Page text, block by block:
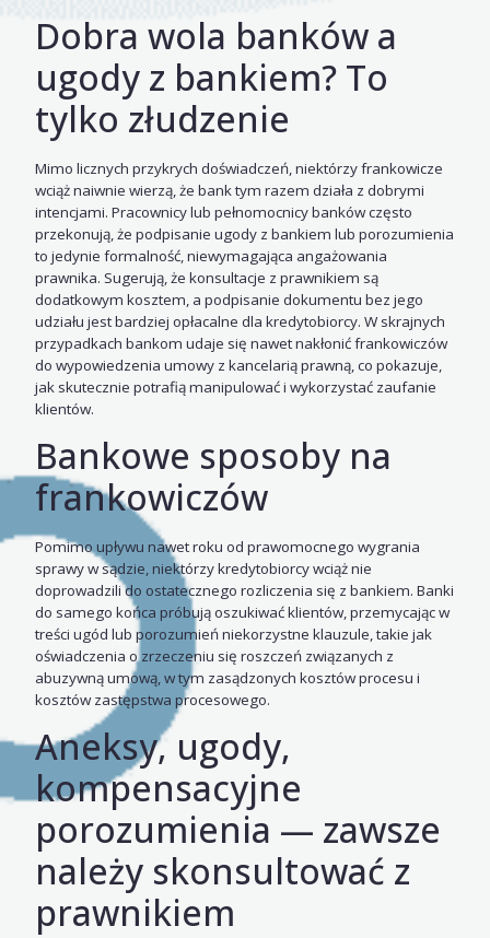
Dobra wola banków a
ugody z bankiem? To
tylko złudzenie
Mimo licznych przykrych doświadczeń, niektórzy frankowicze
wciąż naiwnie wierzą, że bank tym razem działa z dobrymi
intencjami. Pracownicy lub pełnomocnicy banków często
przekonują, że podpisanie ugody z bankiem lub porozumienia
to jedynie formalność, niewymagająca angażowania
prawnika. Sugerują, że konsultacje z prawnikiem są
dodatkowym kosztem, a podpisanie dokumentu bez jego
udziału jest bardziej opłacalne dla kredytobiorcy. W skrajnych
przypadkach bankom udaje się nawet nakłonić frankowiczów
do wypowiedzenia umowy z kancelarią prawną, co pokazuje,
jak skutecznie potrafią manipulować i wykorzystać zaufanie
klientów.
Bankowe sposoby na
frankowiczów
Pomimo upływu nawet roku od prawomocnego wygrania
sprawy w sądzie, niektórzy kredytobiorcy wciąż nie
doprowadzili do ostatecznego rozliczenia się z bankiem. Banki
do samego końca próbują oszukiwać klientów, przemycając w
treści ugód lub porozumień niekorzystne klauzule, takie jak
oświadczenia o zrzeczeniu się roszczeń związanych z
abuzywną umową, w tym zasądzonych kosztów procesu i
kosztów zastępstwa procesowego.
Aneksy, ugody,
kompensacyjne
porozumienia — zawsze
należy skonsultować z
prawnikiem